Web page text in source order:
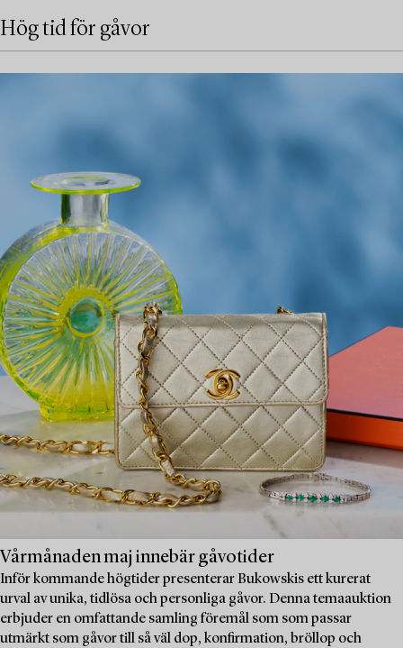
Hög tid för gåvor
Vårmånaden maj innebär gåvotider
Inför kommande högtider presenterar Bukowskis ett kurerat
urval av unika, tidlösa och personliga gåvor. Denna temaauktion
erbjuder en omfattande samling föremål som som passar
utmärkt som gåvor till så väl dop, konfirmation, bröllop och